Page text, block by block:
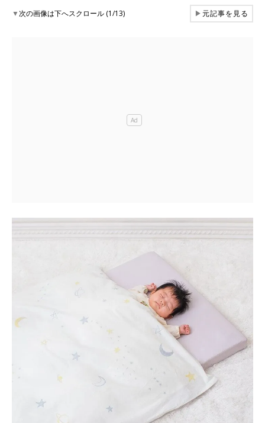
▼次の画像は下へスクロール (1/13) ▶元記事を見る